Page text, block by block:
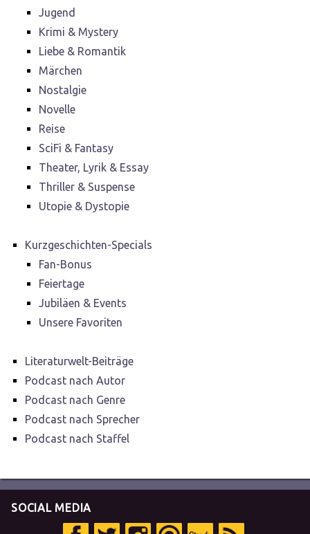
Jugend
Krimi & Mystery
Liebe & Romantik
Märchen
Nostalgie
Novelle
Reise
SciFi & Fantasy
Theater, Lyrik & Essay
Thriller & Suspense
Utopie & Dystopie
Kurzgeschichten-Specials
Fan-Bonus
Feiertage
Jubiläen & Events
Unsere Favoriten
Literaturwelt-Beiträge
Podcast nach Autor
Podcast nach Genre
Podcast nach Sprecher
Podcast nach Staffel
SOCIAL MEDIA